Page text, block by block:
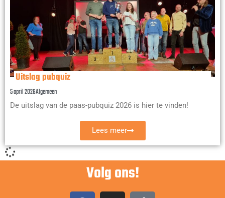
Uitslag pubquiz
5 april 2026Algemeen
De uitslag van de paas-pubquiz 2026 is hier te vinden!
Lees meer
Volg ons!